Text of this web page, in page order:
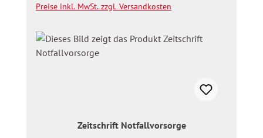
Preise inkl. MwSt. zzgl. Versandkosten
Zeitschrift Notfallvorsorge